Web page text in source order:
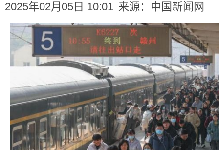
2025年02月05日 10:01 来源： 中国新闻网